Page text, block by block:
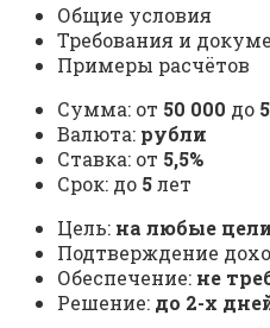
Общие условия
Требования и
Примеры расчётов
Сумма: от 50 000 до
Валюта: рубли
Ставка: от 5,5%
Срок: до 5лет
Цель: на любые
Подтверждение
Обеспечение: не
Решение: до 2-х